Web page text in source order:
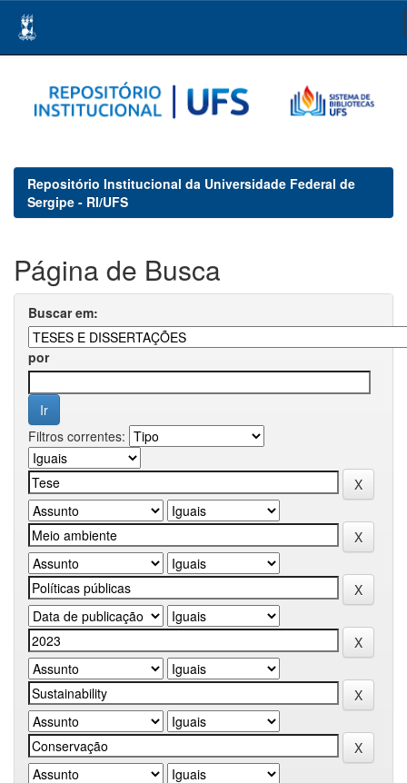
navigation
Repositório Institucional da Universidade Federal de
Sergipe - RI/UFS
Página de Busca
Buscar em:
por
Filtros correntes: